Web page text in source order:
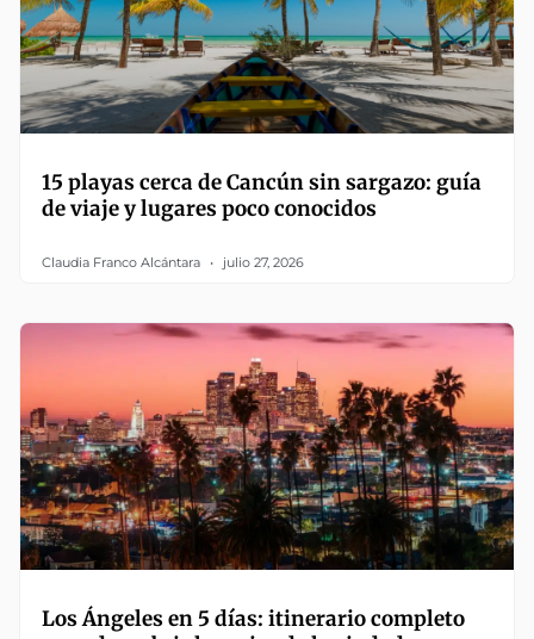
15 playas cerca de Cancún sin sargazo: guía
de viaje y lugares poco conocidos
Claudia Franco Alcántara julio 27, 2026
Los Ángeles en 5 días: itinerario completo